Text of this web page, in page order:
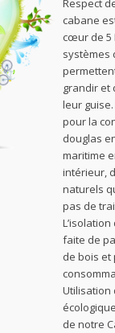
Respect
cabane
cœur de 5
systèmes
grandir et
leur
pour la
douglas
maritime
intérieur,
naturels
pas de
faite de
de bois et
Utilisation
de notre